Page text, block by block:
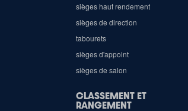
sièges haut rendement
sièges de direction
tabourets
sièges d'appoint
sièges de salon
CLASSEMENT ET
RANGEMENT